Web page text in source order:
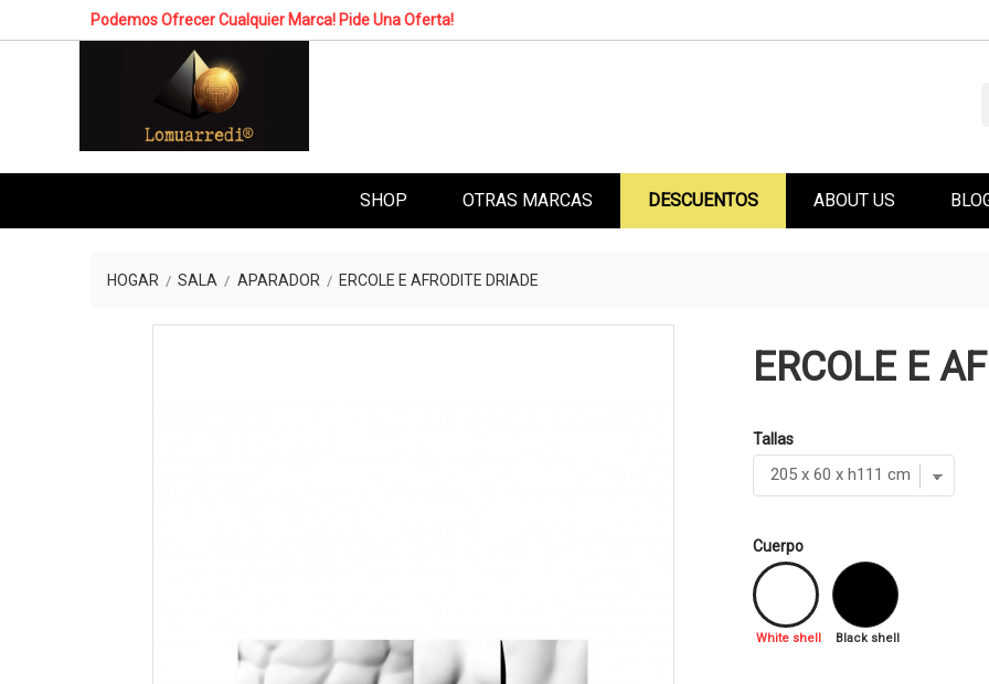
Podemos Ofrecer Cualquier Marca! Pide Una Oferta!
SHOP OTRAS MARCAS DESCUENTOS ABOUT US
HOGAR SALA APARADOR ERCOLE E AFRODITE DRIADE
ERCOLE E
Tallas
Cuerpo
White shell Black shell